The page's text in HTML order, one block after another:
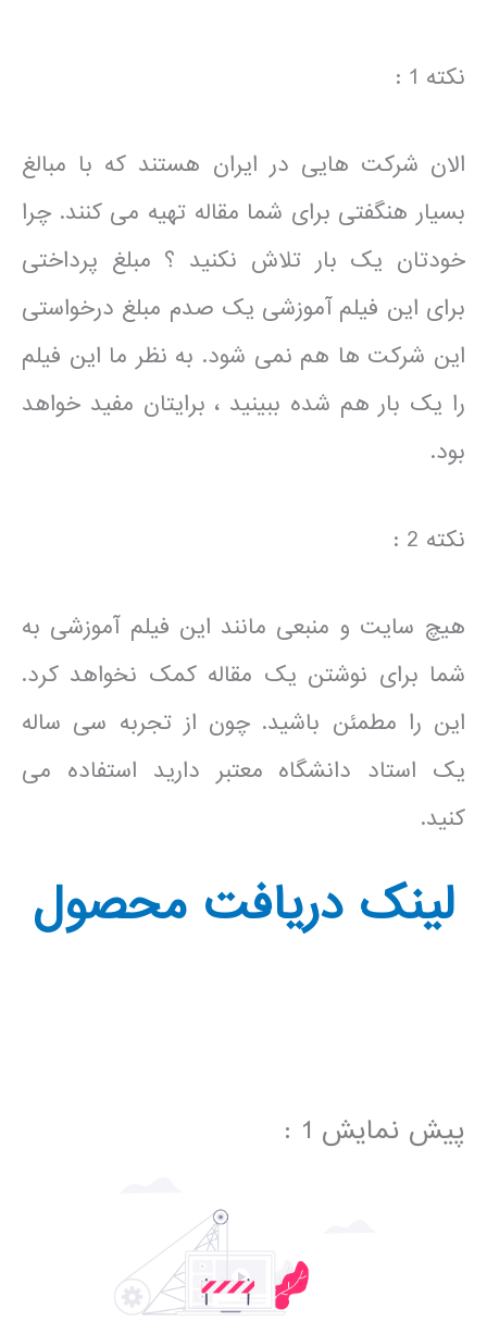
نکته 1 :
الان شرکت هایی در ایران هستند که با مبالغ
بسیار هنگفتی برای شما مقاله تهیه می کنند. چرا
خودتان یک بار تلاش نکنید ؟ مبلغ پرداختی
برای این فیلم آموزشی یک صدم مبلغ درخواستی
این شرکت ها هم نمی شود. به نظر ما این فیلم
را یک بار هم شده ببینید ، برایتان مفید خواهد
بود.
نکته 2 :
هیچ سایت و منبعی مانند این فیلم آموزشی به
شما برای نوشتن یک مقاله کمک نخواهد کرد.
این را مطمئن باشید. چون از تجربه سی ساله
یک استاد دانشگاه معتبر دارید استفاده می
کنید.
لینک دریافت محصول
پیش نمایش 1 :